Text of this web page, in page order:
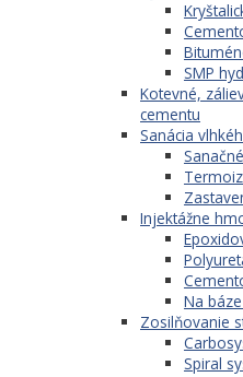
SMP
Kotevné,
cementu
Sanácia
Injektážne
Na
Zosilňovanie
Spiral